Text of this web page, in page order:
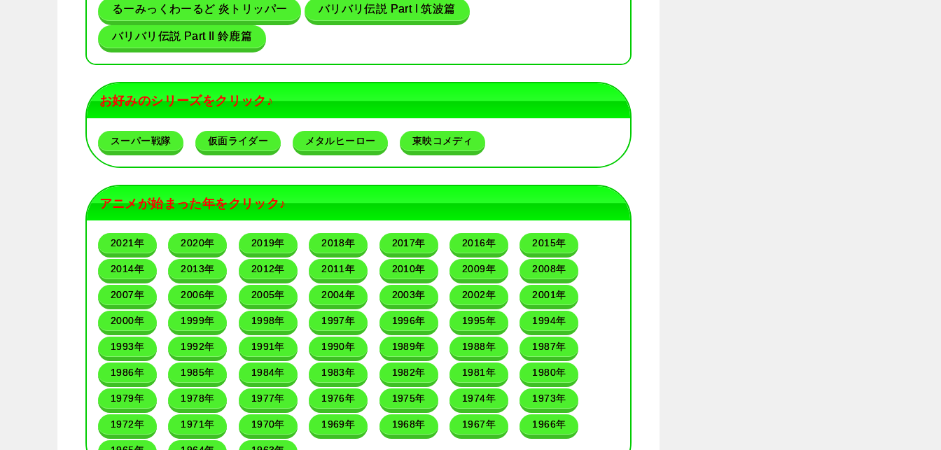
るーみっくわーるど 炎トリッパー バリバリ伝説 Part I 筑波篇
バリバリ伝説 Part II 鈴鹿篇
お好みのシリーズをクリック♪
スーパー戦隊 仮面ライダー メタルヒーロー 東映コメディ
アニメが始まった年をクリック♪
2021年 2020年 2019年 2018年 2017年 2016年 2015年
2014年 2013年 2012年 2011年 2010年 2009年 2008年
2007年 2006年 2005年 2004年 2003年 2002年 2001年
2000年 1999年 1998年 1997年 1996年 1995年 1994年
1993年 1992年 1991年 1990年 1989年 1988年 1987年
1986年 1985年 1984年 1983年 1982年 1981年 1980年
1979年 1978年 1977年 1976年 1975年 1974年 1973年
1972年 1971年 1970年 1969年 1968年 1967年 1966年